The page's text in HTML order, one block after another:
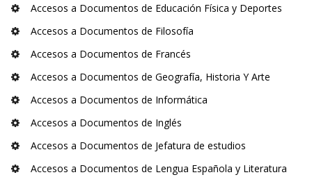
Accesos a Documentos de Educación Física y Deportes
Accesos a Documentos de Filosofía
Accesos a Documentos de Francés
Accesos a Documentos de Geografía, Historia Y Arte
Accesos a Documentos de Informática
Accesos a Documentos de Inglés
Accesos a Documentos de Jefatura de estudios
Accesos a Documentos de Lengua Española y Literatura